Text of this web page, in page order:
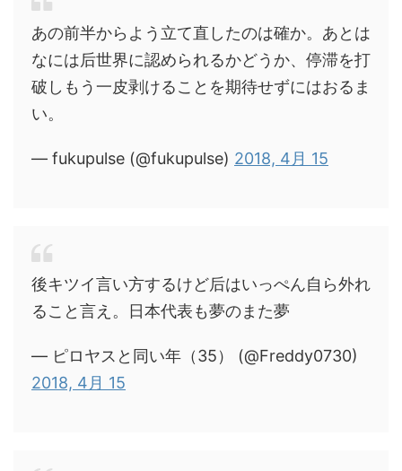
あの前半からよう立て直したのは確か。あとは
なには后世界に認められるかどうか、停滞を打
破しもう一皮剥けることを期待せずにはおるま
い。
— fukupulse (@fukupulse) 2018, 4月 15
後キツイ言い方するけど后はいっぺん自ら外れ
ること言え。日本代表も夢のまた夢
— ピロヤスと同い年（35） (@Freddy0730)
2018, 4月 15